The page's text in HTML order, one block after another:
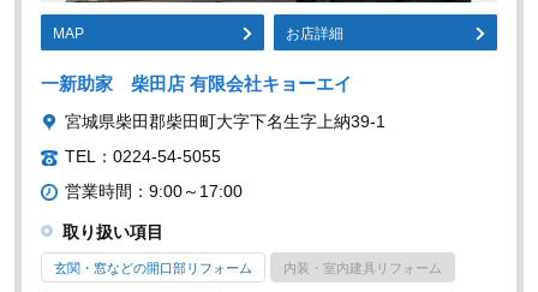
MAP お店詳細
一新助家 柴田店 有限会社キョーエイ
宮城県柴田郡柴田町大字下名生字上納39-1
TEL：0224-54-5055
営業時間：9:00～17:00
取り扱い項目
玄関・窓などの開口部リフォーム 内装・室内建具リフォーム